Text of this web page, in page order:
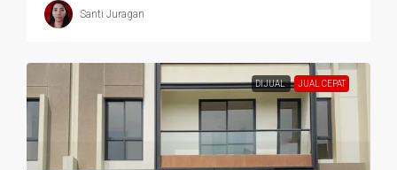
Santi Juragan
DIJUAL JUAL CEPAT